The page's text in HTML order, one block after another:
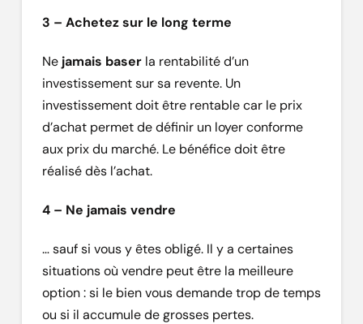
3 – Achetez sur le long terme
Ne jamais baserla rentabilité d’un
investissement sur sa revente. Un
investissement doit être rentable car le prix
d’achat permet de définir un loyer conforme
aux prix du marché. Le bénéfice doit être
réalisé dès l’achat.
4 – Ne jamais vendre
… sauf si vous y êtes obligé. Il y a certaines
situations où vendre peut être la meilleure
option : si le bien vous demande trop de temps
ou si il accumule de grosses pertes.